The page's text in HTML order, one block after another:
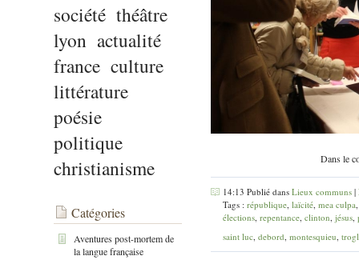
société théâtre
lyon actualité
france culture
littérature
poésie
politique
christianisme
Catégories
Aventures post-mortem de
la langue française
Dans le
14:13 Publié dans Lieux communs |
Tags : république laïcité mea culpa
élections repentance clinton jésus
saint luc debord montesquieu